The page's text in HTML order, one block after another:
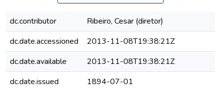
dc.contributor
Ribeiro, Cesar (diretor)
dc.date.accessioned
2013-11-08T19:38:21Z
dc.date.available
2013-11-08T19:38:21Z
dc.date.issued
1894-07-01